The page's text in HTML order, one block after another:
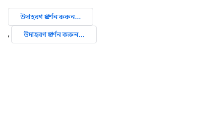
উদাহরণ প্রদর্শন করুন...
, উদাহরণ প্রদর্শন করুন...